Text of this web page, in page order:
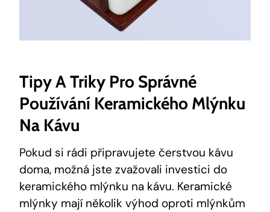
Tipy A Triky Pro Správné
Používání Keramického Mlýnku
Na Kávu
Pokud si rádi připravujete čerstvou kávu
doma, možná jste zvažovali investici do
keramického mlýnku na kávu. Keramické
mlýnky mají několik výhod oproti mlýnkům